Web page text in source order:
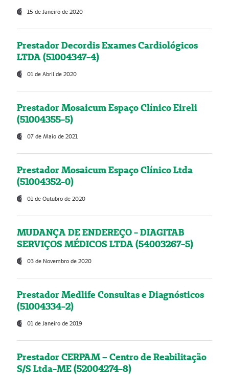
15 de Janeiro de 2020
Prestador Decordis Exames Cardiológicos
LTDA (51004347-4)
01 de Abril de 2020
Prestador Mosaicum Espaço Clínico Eireli
(51004355-5)
07 de Maio de 2021
Prestador Mosaicum Espaço Clínico Ltda
(51004352-0)
01 de Outubro de 2020
MUDANÇA DE ENDEREÇO - DIAGITAB
SERVIÇOS MÉDICOS LTDA (54003267-5)
03 de Novembro de 2020
Prestador Medlife Consultas e Diagnósticos
(51004334-2)
01 de Janeiro de 2019
Prestador CERPAM – Centro de Reabilitação
S/S Ltda-ME (52004274-8)